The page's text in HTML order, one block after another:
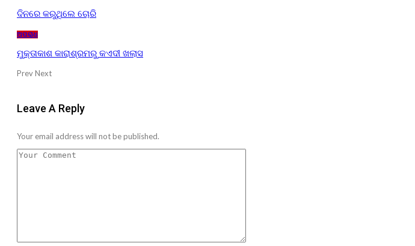
ଦିନରେ କରୁଥିଲେ ଚୋରି
ଅପରାଧ
ମୁକ୍ତାକାଶ କାରାଶ୍ରମରୁ କଏଦୀ ଖଲାସ
PrevNext
Leave A Reply
Your email address will not be published.